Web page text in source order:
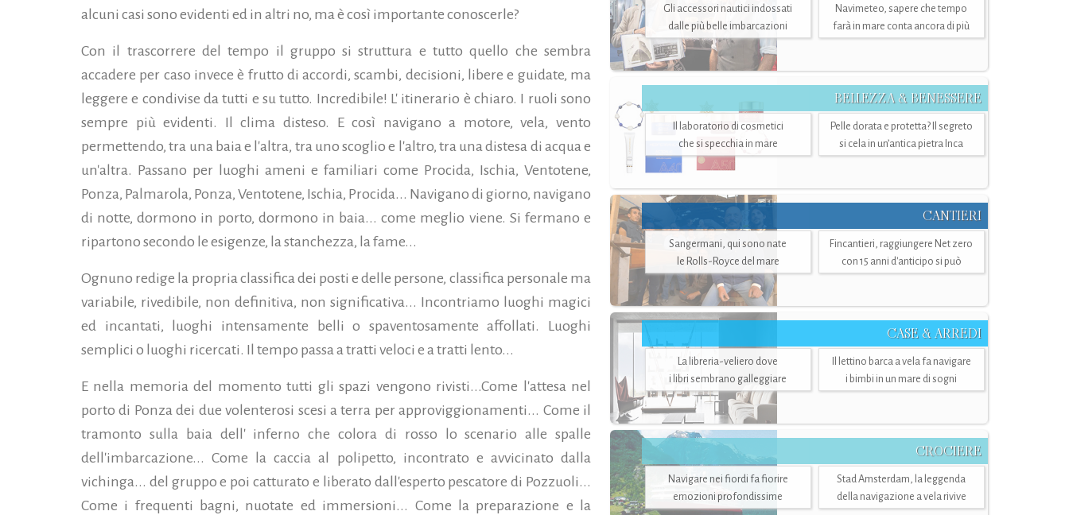
alcuni casi sono evidenti ed in altri no, ma è così importante conoscerle?
Con il trascorrere del tempo il gruppo si struttura e tutto quello che sembra
accadere per caso invece è frutto di accordi, scambi, decisioni, libere e guidate, ma
leggere e condivise da tutti e su tutto. Incredibile! L' itinerario è chiaro. I ruoli sono
sempre più evidenti. Il clima disteso. E così navigano a motore, vela, vento
permettendo, tra una baia e l'altra, tra uno scoglio e l'altro, tra una distesa di acqua e
un'altra. Passano per luoghi ameni e familiari come Procida, Ischia, Ventotene,
Ponza, Palmarola, Ponza, Ventotene, Ischia, Procida... Navigano di giorno, navigano
di notte, dormono in porto, dormono in baia... come meglio viene. Si fermano e
ripartono secondo le esigenze, la stanchezza, la fame...
Ognuno redige la propria classifica dei posti e delle persone, classifica personale ma
variabile, rivedibile, non definitiva, non significativa... Incontriamo luoghi magici
ed incantati, luoghi intensamente belli o spaventosamente affollati. Luoghi
semplici o luoghi ricercati. Il tempo passa a tratti veloci e a tratti lento...
E nella memoria del momento tutti gli spazi vengono rivisti...Come l'attesa nel
porto di Ponza dei due volenterosi scesi a terra per approviggionamenti... Come il
tramonto sulla baia dell' inferno che colora di rosso lo scenario alle spalle
dell'imbarcazione... Come la caccia al polipetto, incontrato e avvicinato dalla
vichinga... del gruppo e poi catturato e liberato dall'esperto pescatore di Pozzuoli...
Come i frequenti bagni, nuotate ed immersioni... Come la preparazione e la
Gli accessori nautici indossati
dalle più belle imbarcazioni
Navimeteo, sapere che tempo
farà in mare conta ancora di più
BELLEZZA & BENESSERE
Il laboratorio di cosmetici
che si specchia in mare
Pelle dorata e protetta? Il segreto
si cela in un’antica pietra Inca
CANTIERI
Sangermani, qui sono nate
le Rolls-Royce del mare
Fincantieri, raggiungere Net zero
con 15 anni d'anticipo si può
CASE & ARREDI
La libreria-veliero dove
i libri sembrano galleggiare
Il lettino barca a vela fa navigare
i bimbi in un mare di sogni
CROCIERE
Navigare nei fiordi fa fiorire
emozioni profondissime
Stad Amsterdam, la leggenda
della navigazione a vela rivive